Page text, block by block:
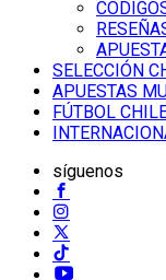
SELECCIÓN
APUESTAS
FÚTBOL
síguenos